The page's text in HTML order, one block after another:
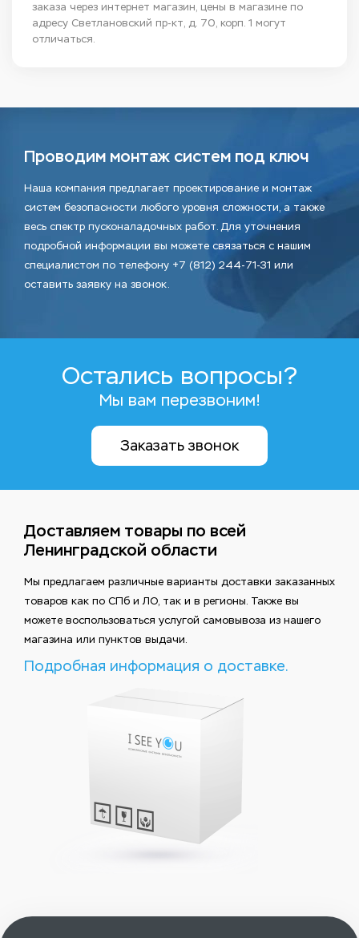
заказа через интернет магазин, цены в магазине по
адресу Светлановский пр-кт, д. 70, корп. 1 могут
отличаться.
Проводим монтаж систем под ключ
Наша компания предлагает проектирование и монтаж
систем безопасности любого уровня сложности, а также
весь спектр пусконаладочных работ. Для уточнения
подробной информации вы можете связаться с нашим
специалистом по телефону +7 (812) 244-71-31 или
оставить заявку на звонок.
Остались вопросы?
Мы вам перезвоним!
Заказать звонок
Доставляем товары по всей
Ленинградской области
Мы предлагаем различные варианты доставки заказанных
товаров как по СПб и ЛО, так и в регионы. Также вы
можете воспользоваться услугой самовывоза из нашего
магазина или пунктов выдачи.
Подробная информация о доставке.